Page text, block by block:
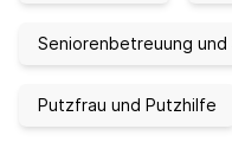
Seniorenbetreuung
Putzfrau und Putzhilfe